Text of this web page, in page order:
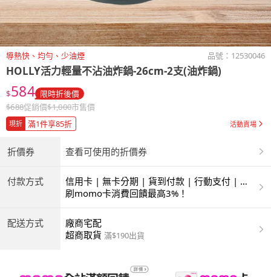
導熱快、均勻、少油煙 品號： 12530046
HOLLY活力輕量不沾油炸鍋-26cm-2支(油炸鍋)
$584 限時折後價
$688促銷價$1,000市售價
現折 滿1件享85折 活動賣場
折價券 查看可使用的折價券
付款方式
信用卡 | 無卡分期 | 貨到付款 | 行動支付 | 超
商付款 | ATM | 銀聯卡
刷momo卡消費回饋最高3%！
配送方式
廠商宅配
超商取貨 滿$190出貨